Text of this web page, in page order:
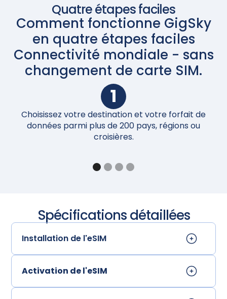
Quatre étapes faciles
Comment fonctionne GigSky
en quatre étapes faciles
Connectivité mondiale - sans
changement de carte SIM.
1
Choisissez votre destination et votre forfait de
données parmi plus de 200 pays, régions ou
croisières.
Spécifications détaillées
Installation de l'eSIM
Activation de l'eSIM